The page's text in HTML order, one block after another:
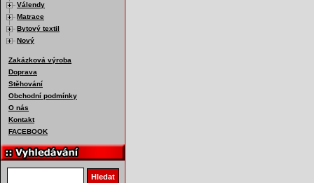
Válendy
Matrace
Bytový textil
Nový
Zakázková výroba
Doprava
Stěhování
Obchodní podmínky
O nás
Kontakt
FACEBOOK
Hledat